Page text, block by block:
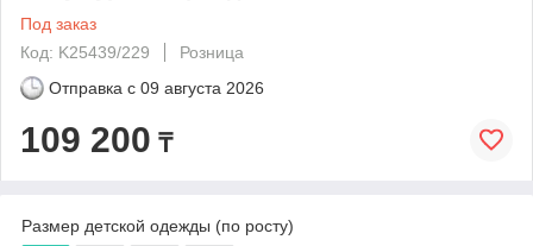
Под заказ
Код: K25439/229
Розница
Отправка с 09 августа 2026
109 200 ₸
Размер детской одежды (по росту)